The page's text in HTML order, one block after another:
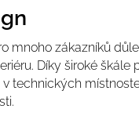
mnoho zákazníků
Díky široké
technických